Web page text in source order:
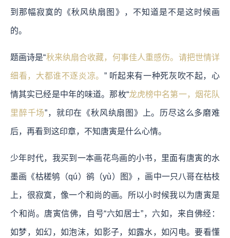
到那幅寂寞的《秋风纨扇图》，不知道是不是这时候画
的。
题画诗是“秋来纨扇合收藏，何事佳人重感伤。请把世情详
细看，大都谁不逐炎凉。 ” 听起来有一种死灰吹不起，心
情其实已经是中年的味道。那枚“龙虎榜中名第一，烟花队
里醉千场”，就印在《秋风纨扇图》上。历尽这么多磨难
后，再看到这印章，不知唐寅是什么心情。
少年时代，我买到一本画花鸟画的小书，里面有唐寅的水
墨画《枯槎鸲（qú）鹆（yù）图》，画中一只八哥在枯枝
上，很寂寞，像一个和尚的画。所以小时候我以为唐寅是
个和尚。唐寅信佛，自号“六如居士”，六如，来自佛经：
如梦，如幻，如泡沫，如影子，如露水，如闪电。要看懂